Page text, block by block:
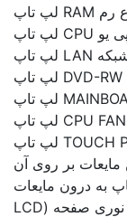
بر روی آن
مایعات
تعمیر لپ تاپ بابت مشکلاتی همچون کم نوری صفحه (LCD